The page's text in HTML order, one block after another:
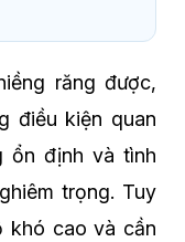
răng được,
điều kiện quan
ổn định và tình
trọng. Tuy
khó cao và cần